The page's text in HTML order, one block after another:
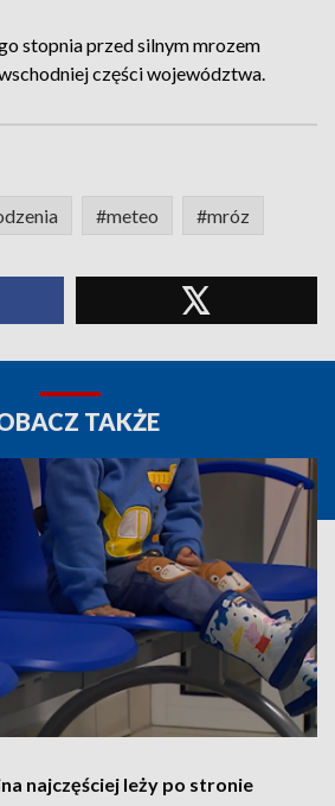
stopnia przed silnym mrozem
części województwa.
#meteo #mróz
TAKŻE
najczęściej leży po stronie